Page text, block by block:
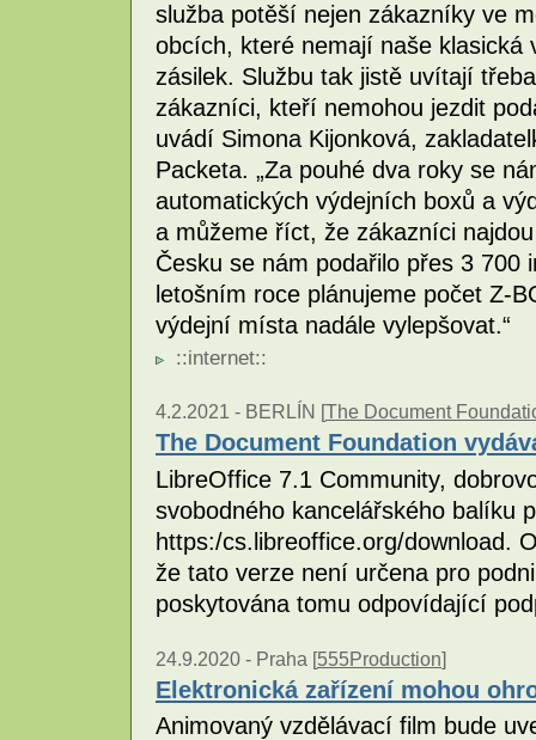
služba potěší nejen zákazníky ve
obcích, které nemají naše
zásilek. Službu tak jistě uvítají
zákazníci, kteří nemohou jezdit
uvádí Simona Kijonková,
Packeta. „Za pouhé dva roky se
automatických výdejních boxů a
a můžeme říct, že zákazníci
Česku se nám podařilo přes 3 700
letošním roce plánujeme počet Z-
výdejní místa nadále vylepšovat.“
::internet::
4.2.2021 - BERLÍN [The Document
The Document Foundation
LibreOffice 7.1 Community,
svobodného kancelářského balíku
https:/cs.libreoffice.org/download.
že tato verze není určena pro
poskytována tomu odpovídající
24.9.2020 - Praha [555Production]
Elektronická zařízení mohou
Animovaný vzdělávací film bude